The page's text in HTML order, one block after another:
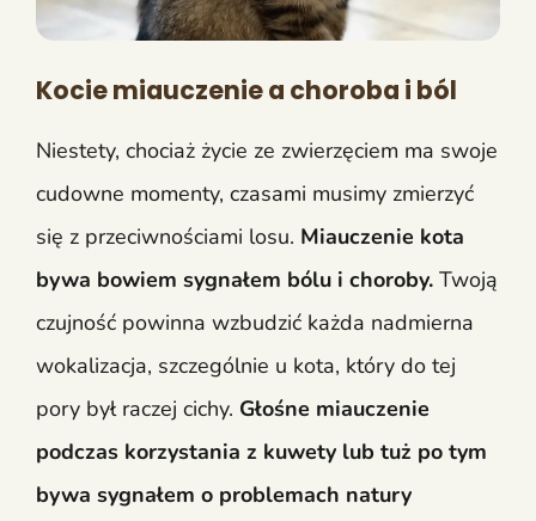
Kocie miauczenie a choroba i ból
Niestety, chociaż życie ze zwierzęciem ma swoje
cudowne momenty, czasami musimy zmierzyć
się z przeciwnościami losu. Miauczenie kota
bywa bowiem sygnałem bólu i choroby. Twoją
czujność powinna wzbudzić każda nadmierna
wokalizacja, szczególnie u kota, który do tej
pory był raczej cichy. Głośne miauczenie
podczas korzystania z kuwety lub tuż po tym
bywa sygnałem o problemach natury